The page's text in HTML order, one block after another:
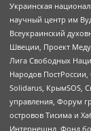
Украинская
научный центр им
Всеукраинский
Швеции, Проект
Лига Свободных
Народов
Solidarus, КрымSOS,
управления, Форум
островов Тисима и
Интернешнл, Фонд